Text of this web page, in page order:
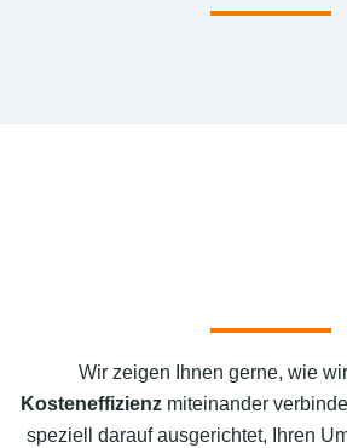
Wir zeigen Ihnen gerne, wie wir
Kosteneffizienz miteinander
speziell darauf ausgerichtet, Ihren